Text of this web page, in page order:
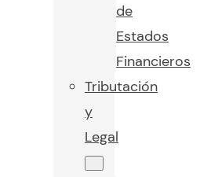
de
Estados
Financieros
Tributación
y
Legal